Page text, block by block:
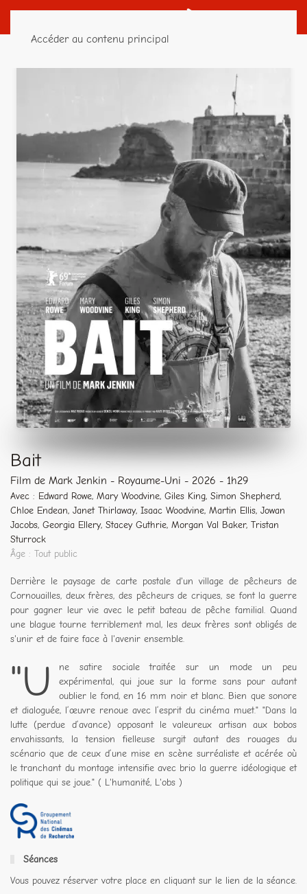
Accéder au contenu principal
Bait
Film de Mark Jenkin - Royaume-Uni - 2026 - 1h29
Avec : Edward Rowe, Mary Woodvine, Giles King, Simon Shepherd,
Chloe Endean, Janet Thirlaway, Isaac Woodvine, Martin Ellis, Jowan
Jacobs, Georgia Ellery, Stacey Guthrie, Morgan Val Baker, Tristan
Sturrock
Âge : Tout public
Derrière le paysage de carte postale d'un village de pêcheurs de
Cornouailles, deux frères, des pêcheurs de criques, se font la guerre
pour gagner leur vie avec le petit bateau de pêche familial. Quand
une blague tourne terriblement mal, les deux frères sont obligés de
s'unir et de faire face à l'avenir ensemble.
"U
ne satire sociale traitée sur un mode un peu
expérimental, qui joue sur la forme sans pour autant
oublier le fond, en 16 mm noir et blanc. Bien que sonore
et dialoguée, l’œuvre renoue avec l’esprit du cinéma muet." "Dans la
lutte (perdue d’avance) opposant le valeureux artisan aux bobos
envahissants, la tension fielleuse surgit autant des rouages du
scénario que de ceux d’une mise en scène surréaliste et acérée où
le tranchant du montage intensifie avec brio la guerre idéologique et
politique qui se joue." ( L'humanité, L'obs )
Séances
Vous pouvez réserver votre place en cliquant sur le lien de la séance.